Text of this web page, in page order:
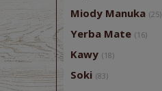
Miody Manuka (25)
Yerba Mate (16)
Kawy (18)
Soki (83)